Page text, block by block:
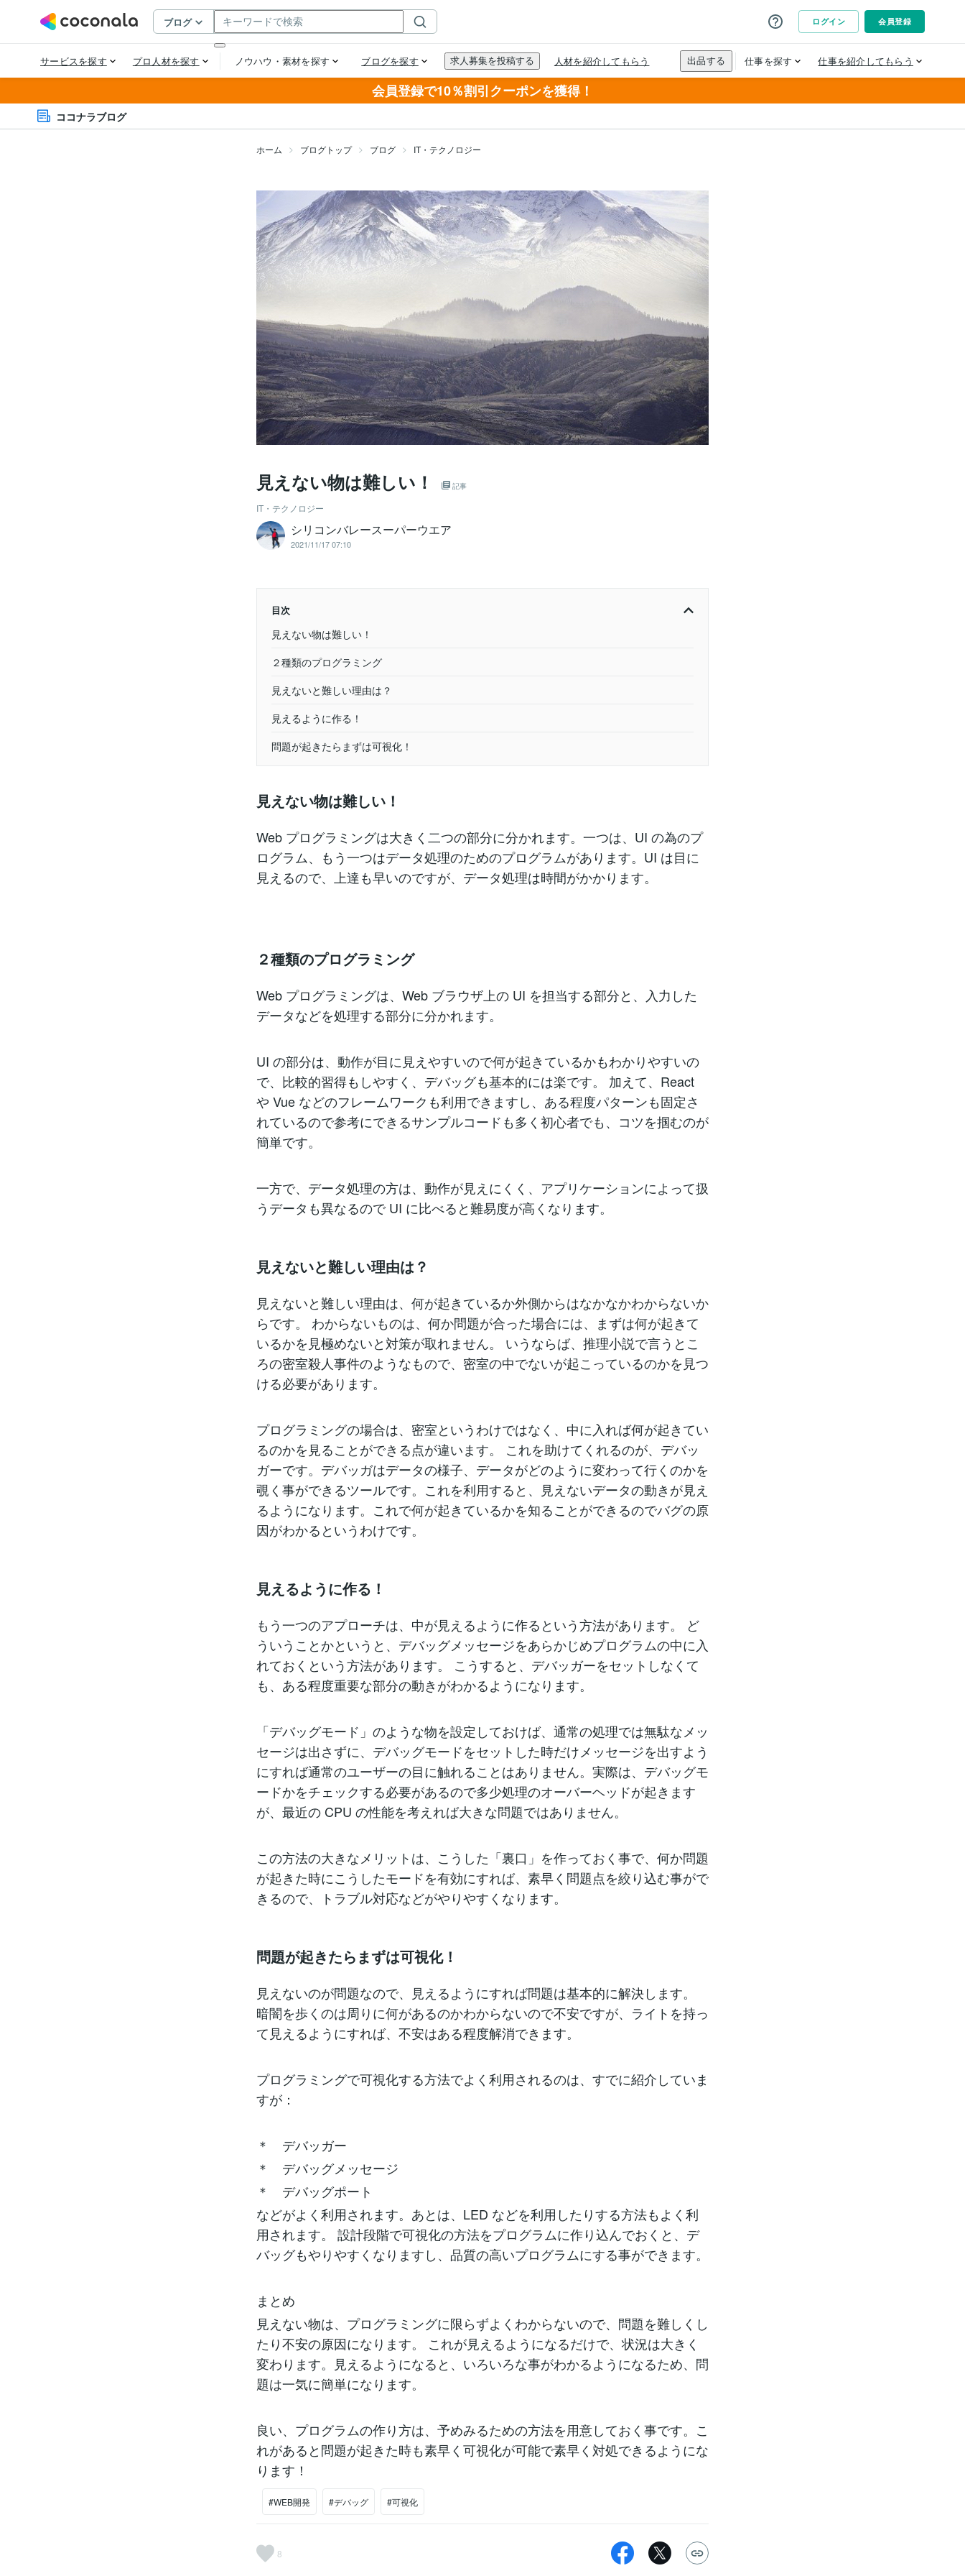
会員登録で10％割引クーポンを獲得！
ココナラブログ
ホーム ブログトップ ブログ IT・テクノロジー
見えない物は難しい！ 記事
IT・テクノロジー
シリコンバレースーパーウエア
2021/11/17 07:10
目次
見えない物は難しい！
２種類のプログラミング
見えないと難しい理由は？
見えるように作る！
問題が起きたらまずは可視化！
見えない物は難しい！
Web プログラミングは大きく二つの部分に分かれます。一つは、UI の為のプ
ログラム、もう一つはデータ処理のためのプログラムがあります。UI は目に
見えるので、上達も早いのですが、データ処理は時間がかかります。
２種類のプログラミング
Web プログラミングは、Web ブラウザ上の UI を担当する部分と、入力した
データなどを処理する部分に分かれます。
UI の部分は、動作が目に見えやすいので何が起きているかもわかりやすいの
で、比較的習得もしやすく、デバッグも基本的には楽です。 加えて、React
や Vue などのフレームワークも利用できますし、ある程度パターンも固定さ
れているので参考にできるサンプルコードも多く初心者でも、コツを掴むのが
簡単です。
一方で、データ処理の方は、動作が見えにくく、アプリケーションによって扱
うデータも異なるので UI に比べると難易度が高くなります。
見えないと難しい理由は？
見えないと難しい理由は、何が起きているか外側からはなかなかわからないか
らです。 わからないものは、何か問題が合った場合には、まずは何が起きて
いるかを見極めないと対策が取れません。 いうならば、推理小説で言うとこ
ろの密室殺人事件のようなもので、密室の中でないが起こっているのかを見つ
ける必要があります。
プログラミングの場合は、密室というわけではなく、中に入れば何が起きてい
るのかを見ることができる点が違います。 これを助けてくれるのが、デバッ
ガーです。デバッガはデータの様子、データがどのように変わって行くのかを
覗く事ができるツールです。これを利用すると、見えないデータの動きが見え
るようになります。これで何が起きているかを知ることができるのでバグの原
因がわかるというわけです。
見えるように作る！
もう一つのアプローチは、中が見えるように作るという方法があります。 ど
ういうことかというと、デバッグメッセージをあらかじめプログラムの中に入
れておくという方法があります。 こうすると、デバッガーをセットしなくて
も、ある程度重要な部分の動きがわかるようになります。
「デバッグモード」のような物を設定しておけば、通常の処理では無駄なメッ
セージは出さずに、デバッグモードをセットした時だけメッセージを出すよう
にすれば通常のユーザーの目に触れることはありません。実際は、デバッグモ
ードかをチェックする必要があるので多少処理のオーバーヘッドが起きます
が、最近の CPU の性能を考えれば大きな問題ではありません。
この方法の大きなメリットは、こうした「裏口」を作っておく事で、何か問題
が起きた時にこうしたモードを有効にすれば、素早く問題点を絞り込む事がで
きるので、トラブル対応などがやりやすくなります。
問題が起きたらまずは可視化！
見えないのが問題なので、見えるようにすれば問題は基本的に解決します。
暗闇を歩くのは周りに何があるのかわからないので不安ですが、ライトを持っ
て見えるようにすれば、不安はある程度解消できます。
プログラミングで可視化する方法でよく利用されるのは、すでに紹介していま
すが：
＊ デバッガー
＊ デバッグメッセージ
＊ デバッグポート
などがよく利用されます。あとは、LED などを利用したりする方法もよく利
用されます。 設計段階で可視化の方法をプログラムに作り込んでおくと、デ
バッグもやりやすくなりますし、品質の高いプログラムにする事ができます。
まとめ
見えない物は、プログラミングに限らずよくわからないので、問題を難しくし
たり不安の原因になります。 これが見えるようになるだけで、状況は大きく
変わります。見えるようになると、いろいろな事がわかるようになるため、問
題は一気に簡単になります。
良い、プログラムの作り方は、予めみるための方法を用意しておく事です。こ
れがあると問題が起きた時も素早く可視化が可能で素早く対処できるようにな
ります！
#WEB開発 #デバッグ #可視化
8